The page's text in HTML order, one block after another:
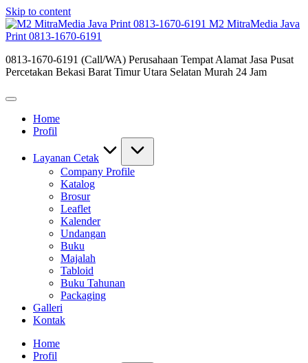
Skip to content
M2 MitraMedia Java
Print 0813-1670-6191
0813-1670-6191 (Call/WA) Perusahaan Tempat Alamat Jasa Pusat
Percetakan Bekasi Barat Timur Utara Selatan Murah 24 Jam
Home
Profil
Layanan Cetak
Company Profile
Katalog
Brosur
Leaflet
Kalender
Undangan
Buku
Majalah
Tabloid
Buku Tahunan
Packaging
Galleri
Kontak
Home
Profil